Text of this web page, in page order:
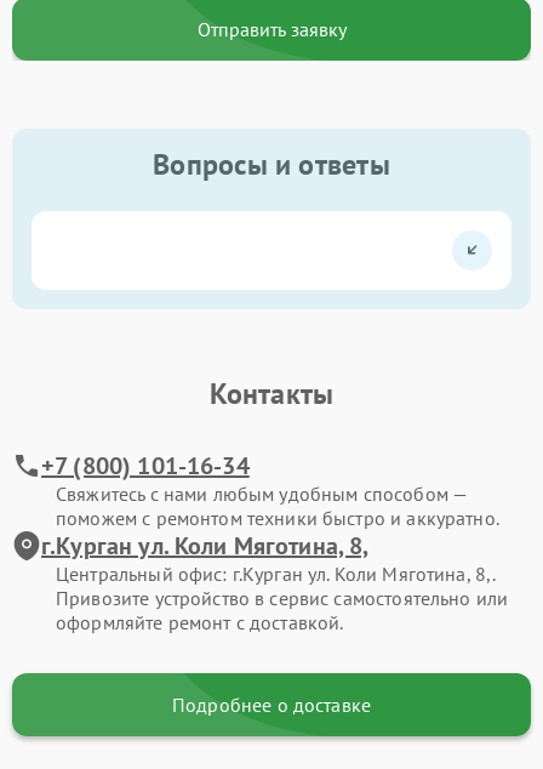
Отправить заявку
Вопросы и ответы
Контакты
+7 (800) 101-16-34
Свяжитесь с нами любым удобным способом —
поможем с ремонтом техники быстро и аккуратно.
г.Курган ул. Коли Мяготина, 8,
Центральный офис: г.Курган ул. Коли Мяготина, 8,.
Привозите устройство в сервис самостоятельно или
оформляйте ремонт с доставкой.
Подробнее о доставке